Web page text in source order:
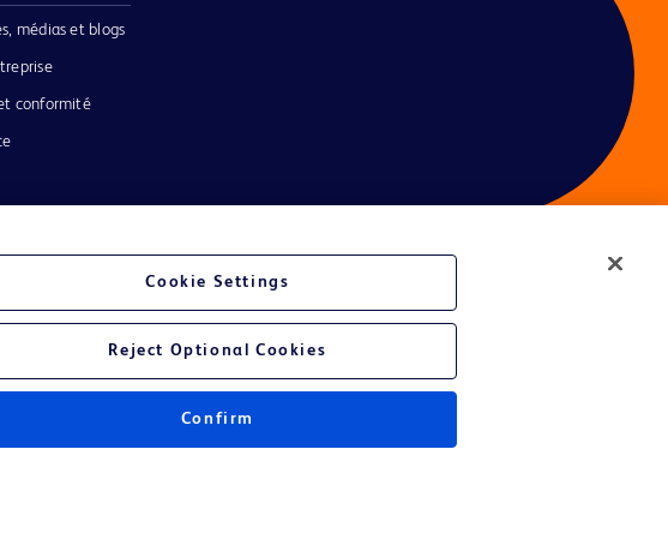
médias et blogs
conformité
Cookie Settings
Reject Optional Cookies
Confirm